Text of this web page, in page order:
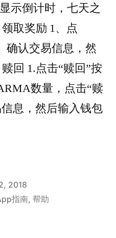
示倒计时，七天之
取奖励 1、点
确认交易信息，然
回 1.点击“赎回”按
数量，点击“赎
息，然后输入钱包
2018
指南, 帮助